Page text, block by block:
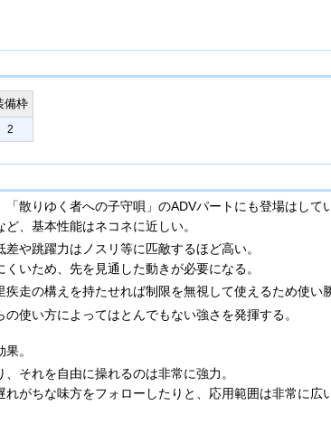
備枠
2
散りゆく者への子守唄」のADVパートにも登場はして
、基本性能はネコネに近しい。
や跳躍力はノスリ等に匹敵するほど高い。
いため、先を見通した動きが必要になる。
走の構えを持たせれば制限を無視して使えるため使い
使い方によってはとんでもない強さを発揮する。
。
それを自由に操れるのは非常に強力。
がちな味方をフォローしたりと、応用範囲は非常に広